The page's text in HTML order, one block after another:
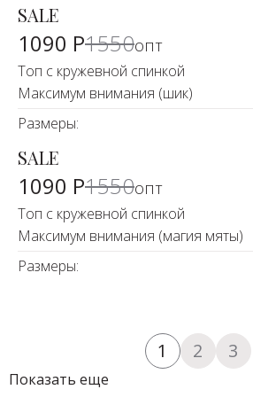
-27%
SALE
1090 Р1550опт
Топ с кружевной спинкой
Максимум внимания (шик)
Размеры:
-27%
SALE
1090 Р1550опт
Топ с кружевной спинкой
Максимум внимания (магия мяты)
Размеры:
1 2 3
Показать еще